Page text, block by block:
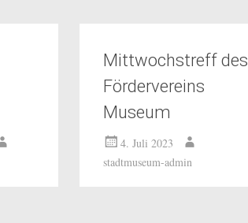
Mittwochstreff des
Fördervereins
Museum
4. Juli 2023
stadtmuseum-admin